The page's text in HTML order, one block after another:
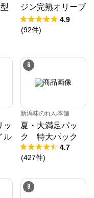
ジン完熟オリーブ
オイル 450g4.9
(92件)
ッ
ル
6
新潟味のれん本舗
夏・大満足パッ
ク 特大パック
4.7
(427件)
9
ト
す
のコメント